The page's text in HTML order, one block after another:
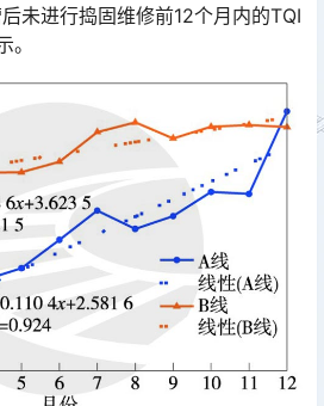
未进行捣固维修前12个月内的TQI